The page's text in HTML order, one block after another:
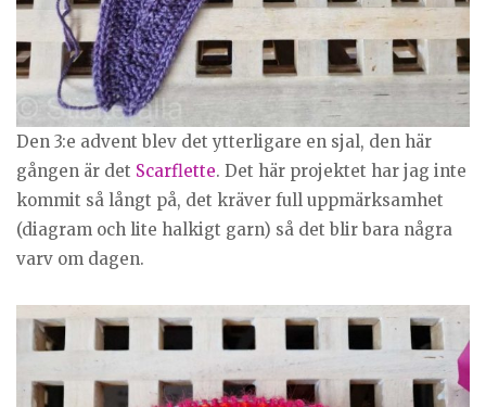
Den 3:e advent blev det ytterligare en sjal, den här
gången är det Scarflette. Det här projektet har jag inte
kommit så långt på, det kräver full uppmärksamhet
(diagram och lite halkigt garn) så det blir bara några
varv om dagen.